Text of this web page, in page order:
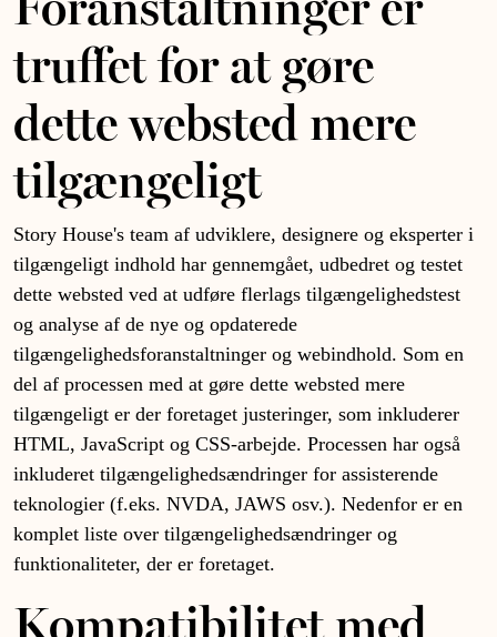
truffet for at gøre
dette websted mere
tilgængeligt
Story House's team af udviklere, designere og eksperter i
tilgængeligt indhold har gennemgået, udbedret og testet
dette websted ved at udføre flerlags tilgængelighedstest
og analyse af de nye og opdaterede
tilgængelighedsforanstaltninger og webindhold. Som en
del af processen med at gøre dette websted mere
tilgængeligt er der foretaget justeringer, som inkluderer
HTML, JavaScript og CSS-arbejde. Processen har også
inkluderet tilgængelighedsændringer for assisterende
teknologier (f.eks. NVDA, JAWS osv.). Nedenfor er en
komplet liste over tilgængelighedsændringer og
funktionaliteter, der er foretaget.